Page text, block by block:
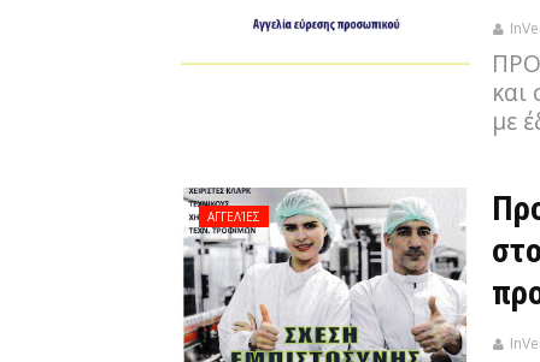
και
με
ΑΓΓΕΛΊΕΣ